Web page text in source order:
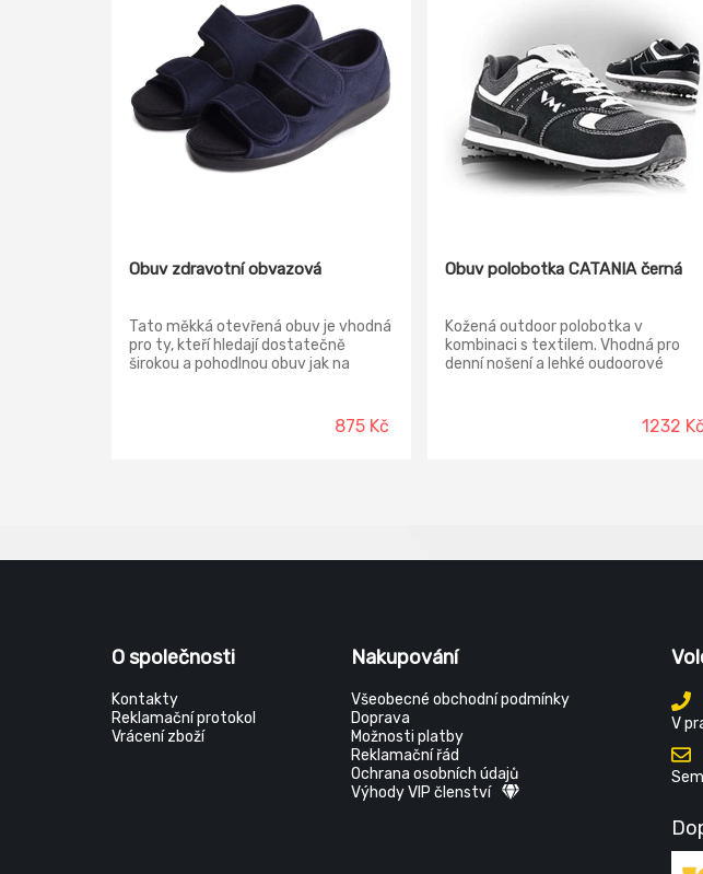
Obuv zdravotní obvazová
Tato měkká otevřená obuv je vhodná
pro ty, kteří hledají dostatečně
širokou a pohodlnou obuv jak na
problémy s chodidly, jako například
diabetici a revmatici, přijdou na své.
875 Kč
Obuv polobotka CATANIA černá
Kožená outdoor polobotka v
kombinaci s textilem. Vhodná pro
denní nošení a lehké oudoorové
1,6 - 1,8 mm Podšívka: laminovaná
prodyšná textilie MESH Vkládací
1232 Kč
O společnosti
Kontakty
Reklamační protokol
Vrácení zboží
Nakupování
Všeobecné obchodní podmínky
Doprava
Možnosti platby
Reklamační řád
Ochrana osobních údajů
Výhody VIP členství
V